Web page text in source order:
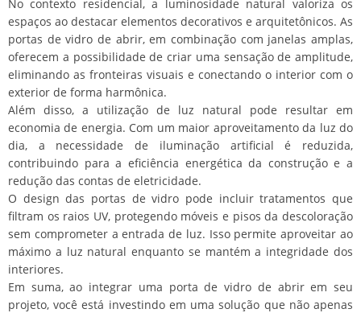
No contexto residencial, a luminosidade natural valoriza os
espaços ao destacar elementos decorativos e arquitetônicos. As
portas de vidro de abrir, em combinação com janelas amplas,
oferecem a possibilidade de criar uma sensação de amplitude,
eliminando as fronteiras visuais e conectando o interior com o
exterior de forma harmônica.
Além disso, a utilização de luz natural pode resultar em
economia de energia. Com um maior aproveitamento da luz do
dia, a necessidade de iluminação artificial é reduzida,
contribuindo para a eficiência energética da construção e a
redução das contas de eletricidade.
O design das portas de vidro pode incluir tratamentos que
filtram os raios UV, protegendo móveis e pisos da descoloração
sem comprometer a entrada de luz. Isso permite aproveitar ao
máximo a luz natural enquanto se mantém a integridade dos
interiores.
Em suma, ao integrar uma porta de vidro de abrir em seu
projeto, você está investindo em uma solução que não apenas